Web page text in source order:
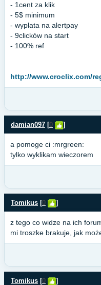
- 1cent za klik
- 5$ minimum
- wypłata na alertpay
- 9clicków na start
- 100% ref
http://www.croclix.com/
damian097 [0 ]
a pomoge ci :mrgreen:
tylko wyklikam wieczorem
Tomikus [0 ]
z tego co widze na ich
mi troszke brakuje, jak
Tomikus [0 ]